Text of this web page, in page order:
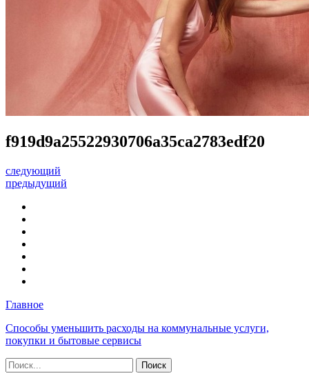
f919d9a25522930706a35ca2783edf20
следующий
предыдущий
Главное
Способы уменьшить расходы на коммунальные услуги,
покупки и бытовые сервисы